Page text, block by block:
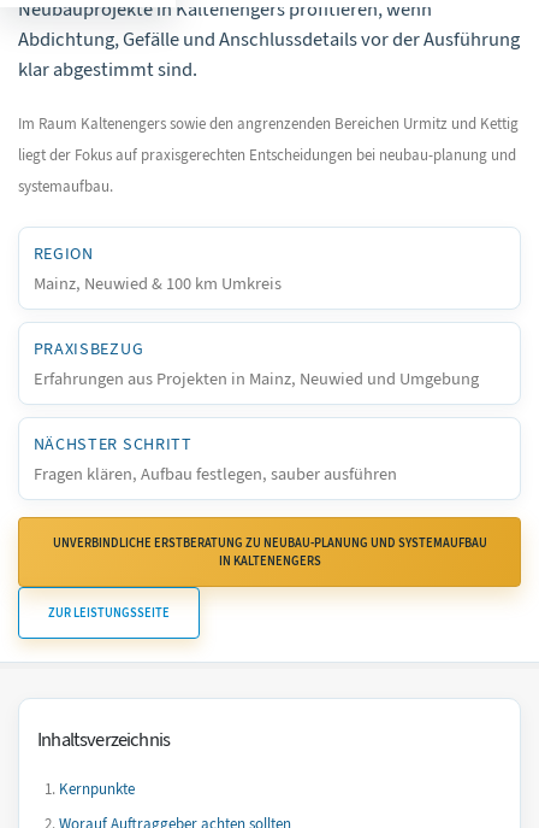
Neubauprojekte in Kaltenengers profitieren, wenn
Abdichtung, Gefälle und Anschlussdetails vor der Ausführung
klar abgestimmt sind.
Im Raum Kaltenengers sowie den angrenzenden Bereichen Urmitz und Kettig
liegt der Fokus auf praxisgerechten Entscheidungen bei neubau-planung und
systemaufbau.
REGION
Mainz, Neuwied & 100 km Umkreis
PRAXISBEZUG
Erfahrungen aus Projekten in Mainz, Neuwied und Umgebung
NÄCHSTER SCHRITT
Fragen klären, Aufbau festlegen, sauber ausführen
UNVERBINDLICHE ERSTBERATUNG ZU NEUBAU-PLANUNG UND SYSTEMAUFBAU
IN KALTENENGERS
ZUR LEISTUNGSSEITE
Inhaltsverzeichnis
Kernpunkte